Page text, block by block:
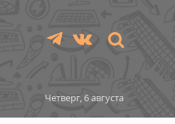
TelegramVKontakte
Четверг, 6 августа